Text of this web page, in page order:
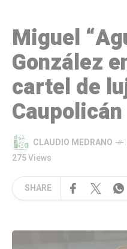
Miguel
González
cartel de
Caupolicán
CLAUDIO MEDRANO
275 Views
SHARE